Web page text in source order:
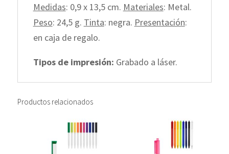
Medidas: 0,9 x 13,5 cm. Materiales: Metal.
Peso: 24,5 g. Tinta: negra. Presentación:
en caja de regalo.
Tipos de impresión: Grabado a láser.
Productos relacionados